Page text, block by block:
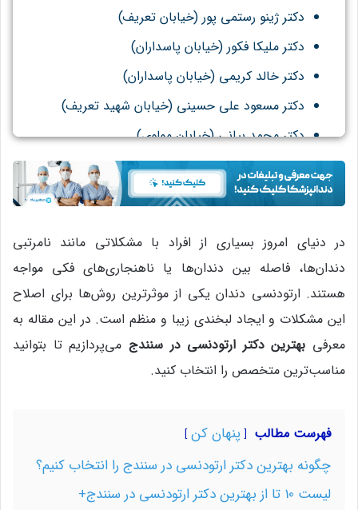
دکتر ژینو رستمی پور (خیابان تعریف)
دکتر ملیکا فکور (خیابان پاسداران)
دکتر خالد کریمی (خیابان پاسداران)
دکتر مسعود علی حسینی (خیابان شهید تعریف)
دکتر محمد بیانی (خیابان مولوی)
در دنیای امروز بسیاری از افراد با مشکلاتی مانند نامرتبی
دندان‌ها، فاصله بین دندان‌ها یا ناهنجاری‌های فکی مواجه
هستند. ارتودنسی دندان یکی از موثرترین روش‌ها برای اصلاح
این مشکلات و ایجاد لبخندی زیبا و منظم است. در این مقاله به
معرفی بهترین دکتر ارتودنسی در سنندج می‌پردازیم تا بتوانید
مناسب‌ترین متخصص را انتخاب کنید.
فهرست مطالب
پنهان کن
چگونه بهترین دکتر ارتودنسی در سنندج را انتخاب کنیم؟
لیست 10 تا از بهترین دکتر ارتودنسی در سنندج+